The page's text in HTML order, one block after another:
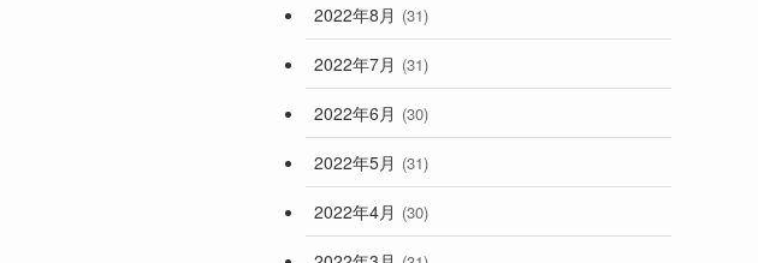
2022年8月 (31)
2022年7月 (31)
2022年6月 (30)
2022年5月 (31)
2022年4月 (30)